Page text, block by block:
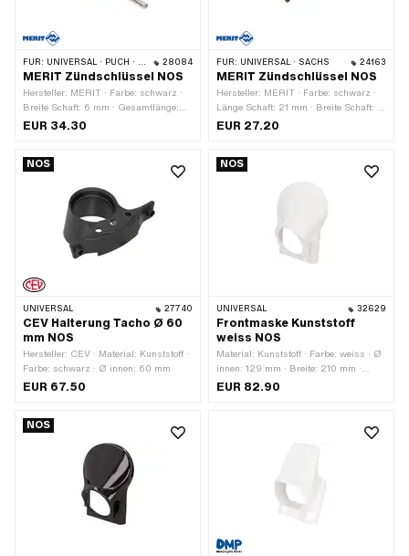
FÜR: UNIVERSAL · PUCH · SACHS · ZÜNDAPP BELMONDO 28084
MERIT Zündschlüssel NOS
Hersteller: MERIT · Farbe: schwarz ·
Breite Schaft: 6 mm · Gesamtlänge:
54 mm · Länge Schaft: 26 mm
EUR 34.30
FÜR: UNIVERSAL · SACHS 24163
MERIT Zündschlüssel NOS
Hersteller: MERIT · Farbe: schwarz ·
Länge Schaft: 21 mm · Breite Schaft: 6
mm · Gesamtlänge: 40 mm
EUR 27.20
NOS
UNIVERSAL 27740
CEV Halterung Tacho Ø 60
mm NOS
Hersteller: CEV · Material: Kunststoff ·
Farbe: schwarz · Ø innen: 60 mm
EUR 67.50
NOS
UNIVERSAL 32629
Frontmaske Kunststoff
weiss NOS
Material: Kunststoff · Farbe: weiss · Ø
innen: 129 mm · Breite: 210 mm ·
Breite: 265 mm · Höhe: 325 mm ·
EUR 82.90
NOS